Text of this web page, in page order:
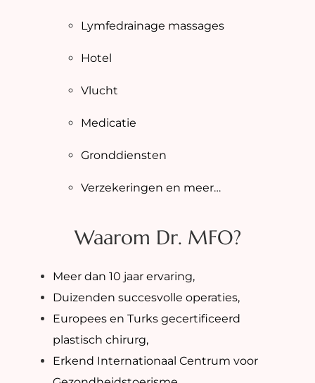
Lymfedrainage massages
Hotel
Vlucht
Medicatie
Gronddiensten
Verzekeringen en meer…
Waarom Dr. MFO?
Meer dan 10 jaar ervaring,
Duizenden succesvolle operaties,
Europees en Turks gecertificeerd
plastisch chirurg,
Erkend Internationaal Centrum voor